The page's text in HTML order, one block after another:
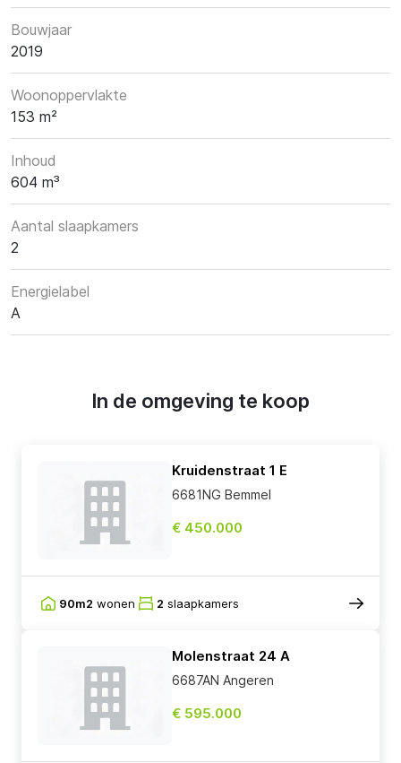
Bouwjaar
2019
Woonoppervlakte
153 m²
Inhoud
604 m³
Aantal slaapkamers
2
Energielabel
A
In de omgeving te koop
Kruidenstraat 1 E
6681NG Bemmel
€ 450.000
90m2 wonen 2 slaapkamers
Molenstraat 24 A
6687AN Angeren
€ 595.000